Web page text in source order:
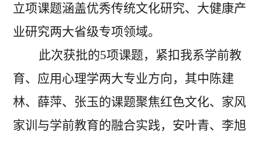
立项课题涵盖优秀传统文化研究、大健康产
业研究两大省级专项领域。
此次获批的5项课题，紧扣我系学前教
育、应用心理学两大专业方向，其中陈建
林、薛萍、张玉的课题聚焦红色文化、家风
家训与学前教育的融合实践，安叶青、李旭